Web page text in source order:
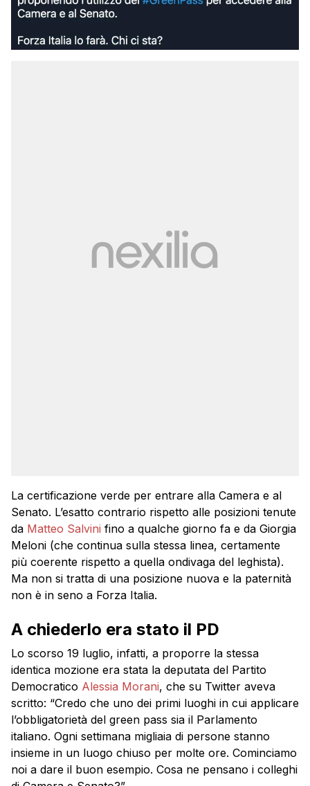
La certificazione verde per entrare alla Camera e al
Senato. L’esatto contrario rispetto alle posizioni tenute
da Matteo Salvini fino a qualche giorno fa e da Giorgia
Meloni (che continua sulla stessa linea, certamente
più coerente rispetto a quella ondivaga del leghista).
Ma non si tratta di una posizione nuova e la paternità
non è in seno a Forza Italia.
A chiederlo era stato il PD
Lo scorso 19 luglio, infatti, a proporre la stessa
identica mozione era stata la deputata del Partito
Democratico Alessia Morani, che su Twitter aveva
scritto: “Credo che uno dei primi luoghi in cui applicare
l’obbligatorietà del green pass sia il Parlamento
italiano. Ogni settimana migliaia di persone stanno
insieme in un luogo chiuso per molte ore. Cominciamo
noi a dare il buon esempio. Cosa ne pensano i colleghi